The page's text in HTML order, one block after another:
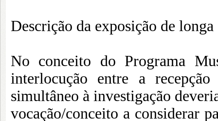
Descrição da exposição de
No conceito do Programa
interlocução entre a
simultâneo à investigação
vocação/conceito a considerar